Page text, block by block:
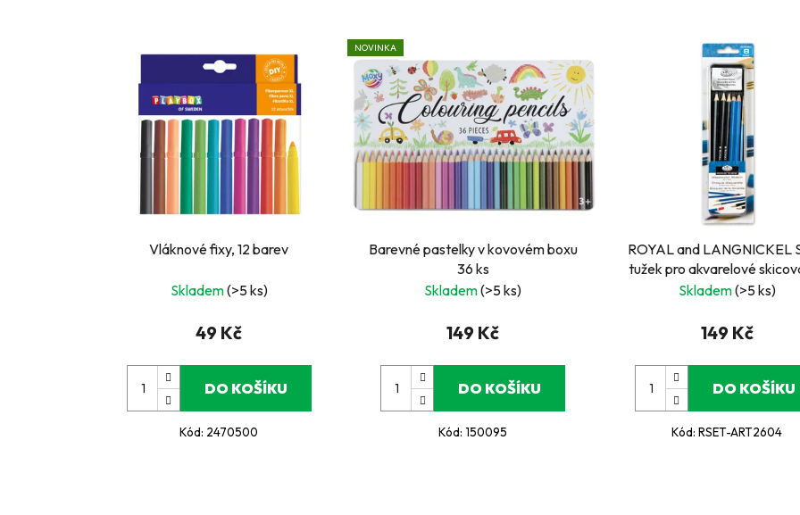
Vláknové fixy, 12 barev
Skladem(>5 ks)
49 Kč
DO KOŠÍKU
Kód: 2470500
NOVINKA
Barevné pastelky v kovovém boxu
36 ks
Skladem(>5 ks)
149 Kč
DO KOŠÍKU
Kód:150095
ROYAL and LANGNICKEL
tužek pro akvarelové
plechovém boxu
Skladem(>5 ks)
149 Kč
DO KOŠÍKU
Kód:RSET-ART2604